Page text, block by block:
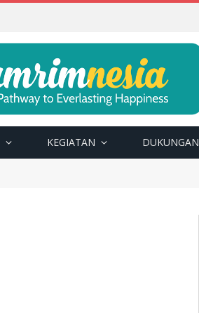
KEGIATAN DUKUNGAN